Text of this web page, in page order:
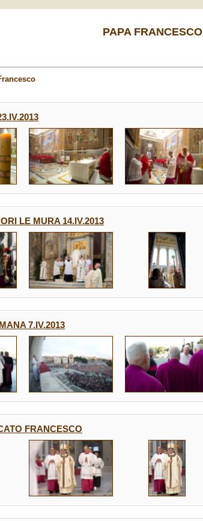
PAPA FRANCESCO
LE MURA 14.IV.2013
7.IV.2013
FRANCESCO